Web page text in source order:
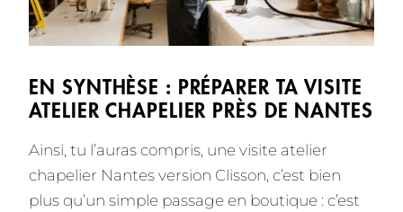
EN SYNTHÈSE : PRÉPARER TA VISITE
ATELIER CHAPELIER PRÈS DE NANTES
Ainsi, tu l’auras compris, une visite atelier
chapelier Nantes version Clisson, c’est bien
plus qu’un simple passage en boutique : c’est